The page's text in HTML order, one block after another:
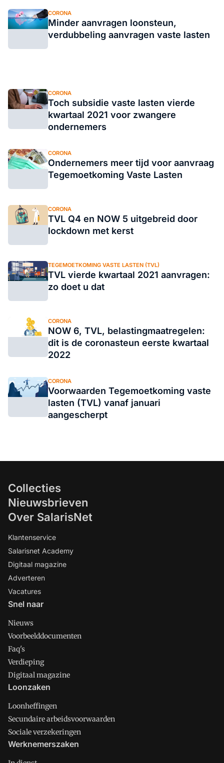
CORONA
Minder aanvragen loonsteun,
verdubbeling aanvragen vaste lasten
CORONA
Toch subsidie vaste lasten vierde
kwartaal 2021 voor zwangere
ondernemers
CORONA
Ondernemers meer tijd voor aanvraag
Tegemoetkoming Vaste Lasten
CORONA
TVL Q4 en NOW 5 uitgebreid door
lockdown met kerst
TEGEMOETKOMING VASTE LASTEN (TVL)
TVL vierde kwartaal 2021 aanvragen:
zo doet u dat
CORONA
NOW 6, TVL, belastingmaatregelen:
dit is de coronasteun eerste kwartaal
2022
CORONA
Voorwaarden Tegemoetkoming vaste
lasten (TVL) vanaf januari
aangescherpt
Collecties
Nieuwsbrieven
Over SalarisNet
Klantenservice
Salarisnet Academy
Digitaal magazine
Adverteren
Vacatures
Snel naar
Nieuws
Voorbeelddocumenten
Faq's
Verdieping
Digitaal magazine
Loonzaken
Loonheffingen
Secundaire arbeidsvoorwaarden
Sociale verzekeringen
Werknemerszaken